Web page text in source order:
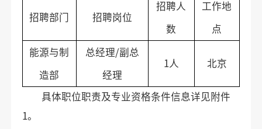
招聘部门 招聘岗位
招聘人
数
工作地
点
能源与制
造部
总经理/副总
经理
1人 北京
具体职位职责及专业资格条件信息详见附件
1。